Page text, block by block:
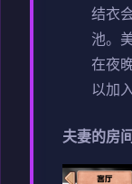
结衣
池。
在夜
以加
夫妻的房间